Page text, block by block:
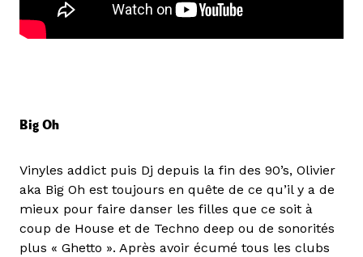
Big Oh
Vinyles addict puis Dj depuis la fin des 90’s, Olivier
aka Big Oh est toujours en quête de ce qu’il y a de
mieux pour faire danser les filles que ce soit à
coup de House et de Techno deep ou de sonorités
plus « Ghetto ». Après avoir écumé tous les clubs